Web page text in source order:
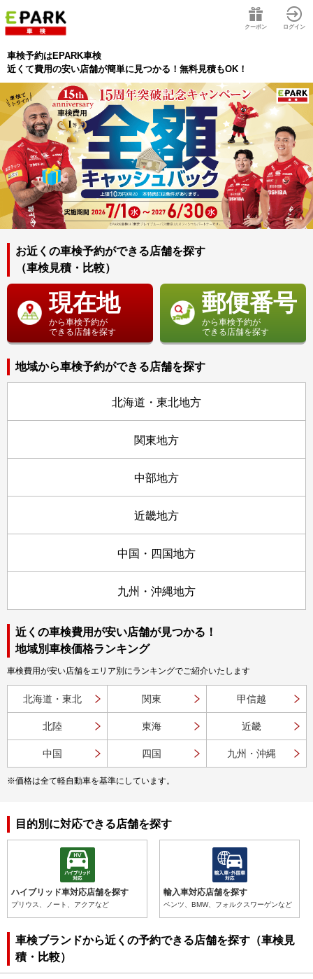
クーポン ログイン
車検予約はEPARK車検
近くて費用の安い店舗が簡単に見つかる！無料見積もOK！
お近くの車検予約ができる店舗を探す
（車検見積・比較）
現在地
から車検予約が
できる店舗を探す
郵便番号
から車検予約が
できる店舗を探す
地域から車検予約ができる店舗を探す
北海道・東北地方
関東地方
中部地方
近畿地方
中国・四国地方
九州・沖縄地方
近くの車検費用が安い店舗が見つかる！
地域別車検価格ランキング
車検費用が安い店舗をエリア別にランキングでご紹介いたします
北海道・東北 関東 甲信越
北陸 東海 近畿
中国 四国 九州・沖縄
※価格は全て軽自動車を基準にしています。
目的別に対応できる店舗を探す
ハイブリッド車対応店舗を探す
プリウス、ノート、アクアなど
輸入車対応店舗を探す
ベンツ、BMW、フォルクスワーゲンなど
車検ブランドから近くの予約できる店舗を探す（車検見
積・比較）